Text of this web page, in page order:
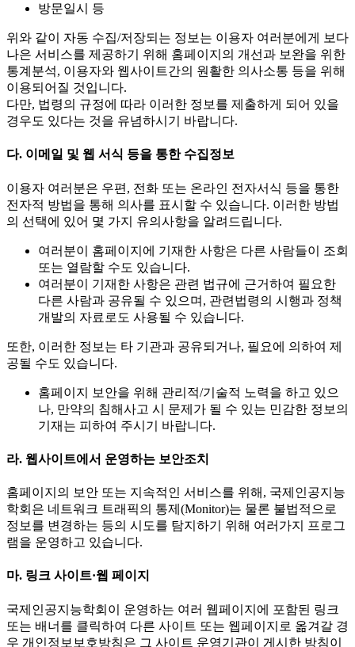
방문일시 등
위와 같이 자동 수집/저장되는 정보는 이용자 여러분에게 보다
나은 서비스를 제공하기 위해 홈페이지의 개선과 보완을 위한
통계분석, 이용자와 웹사이트간의 원활한 의사소통 등을 위해
이용되어질 것입니다.
다만, 법령의 규정에 따라 이러한 정보를 제출하게 되어 있을
경우도 있다는 것을 유념하시기 바랍니다.
다. 이메일 및 웹 서식 등을 통한 수집정보
이용자 여러분은 우편, 전화 또는 온라인 전자서식 등을 통한
전자적 방법을 통해 의사를 표시할 수 있습니다. 이러한 방법
의 선택에 있어 몇 가지 유의사항을 알려드립니다.
여러분이 홈페이지에 기재한 사항은 다른 사람들이 조회
또는 열람할 수도 있습니다.
여러분이 기재한 사항은 관련 법규에 근거하여 필요한
다른 사람과 공유될 수 있으며, 관련법령의 시행과 정책
개발의 자료로도 사용될 수 있습니다.
또한, 이러한 정보는 타 기관과 공유되거나, 필요에 의하여 제
공될 수도 있습니다.
홈페이지 보안을 위해 관리적/기술적 노력을 하고 있으
나, 만약의 침해사고 시 문제가 될 수 있는 민감한 정보의
기재는 피하여 주시기 바랍니다.
라. 웹사이트에서 운영하는 보안조치
홈페이지의 보안 또는 지속적인 서비스를 위해, 국제인공지능
학회은 네트워크 트래픽의 통제(Monitor)는 물론 불법적으로
정보를 변경하는 등의 시도를 탐지하기 위해 여러가지 프로그
램을 운영하고 있습니다.
마. 링크 사이트·웹 페이지
국제인공지능학회이 운영하는 여러 웹페이지에 포함된 링크
또는 배너를 클릭하여 다른 사이트 또는 웹페이지로 옮겨갈 경
우 개인정보보호방침은 그 사이트 운영기관이 게시한 방침이